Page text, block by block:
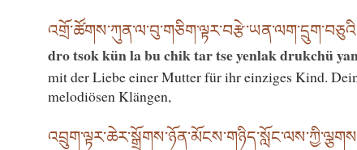
dro tsok kün la bu chik tar tse yenlak drukchü
mit der Liebe einer Mutter für ihr einziges Kind.
melodiösen Klängen,